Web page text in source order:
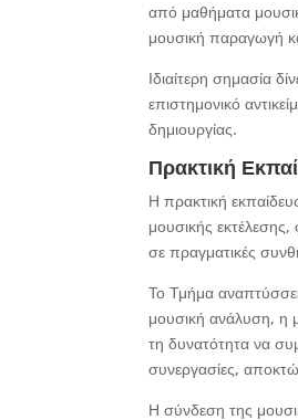
από μαθήματα
μουσική παραγωγή
Ιδιαίτερη σημασία
επιστημονικό
δημιουργίας.
Πρακτική
Η πρακτική
μουσικής
σε πραγματικές
Το Τμήμα
μουσική ανάλυση, η
τη δυνατότητα να
συνεργασίες,
Η σύνδεση της